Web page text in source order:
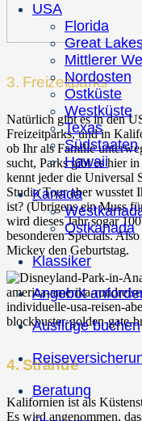
USA
Florida
Great
Mittlerer
Nordosten
Ostküste
Westküste
Texas
Südstaaten
Hawaii
Kanada
Ostkanada
Klassiker
Angebot
Ausflüge buchen
Beratung
3. Freizeitparks
Natürlich gibt es in den
Freizeitparks, und in
ob Ihr als Familie
sucht, Parks gibt es hier
kennt jeder die Universal
Studio Tour aber wusstet
ist? (Übrigens ein Muss
wird dieses Jahr sogar
besonderen Specials.
Mickey den Geburtstag.
4. Strände
Kalifornien ist als
Es wird angenommen,